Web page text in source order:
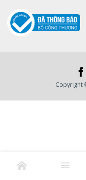
Copyright